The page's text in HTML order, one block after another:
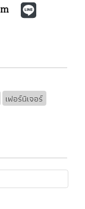
เฟอร์นิเจอร์